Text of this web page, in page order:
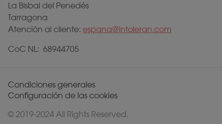
La Bisbal del Penedés
Tarragona
Atención al cliente: espana@intoleran.com
CoC NL: 68944705
© 2019-2024 All Rights Reserved.
Condiciones generales
Configuración de las cookies